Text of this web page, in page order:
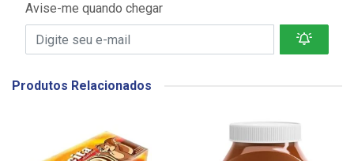
Avise-me quando chegar
Produtos Relacionados